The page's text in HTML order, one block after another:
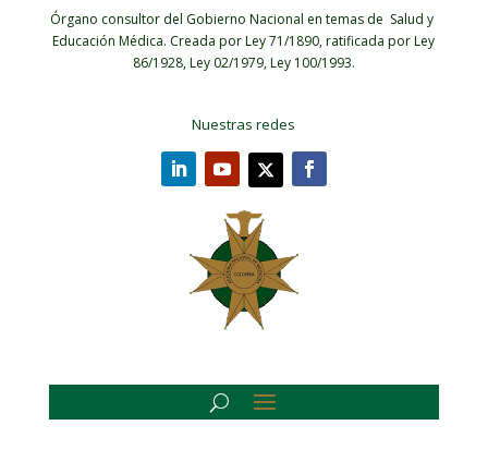
Órgano consultor del Gobierno Nacional en temas de Salud y
Educación Médica. Creada por Ley 71/1890, ratificada por Ley
86/1928, Ley 02/1979, Ley 100/1993.
Nuestras redes